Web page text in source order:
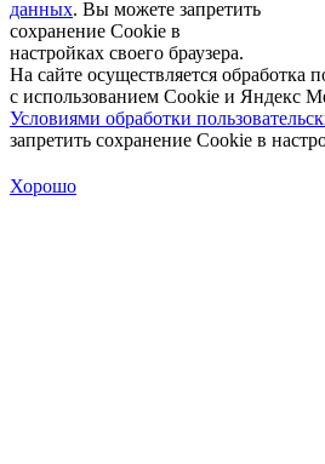
данных. Вы можете запретить
сохранение Cookie в
настройках своего браузера.
На сайте осуществляется обработка
с использованием Cookie и Яндекс
Условиями обработки
запретить сохранение Cookie в
Хорошо